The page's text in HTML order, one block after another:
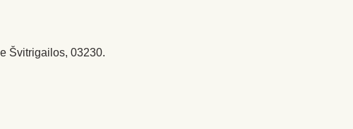
Švitrigailos, 03230.